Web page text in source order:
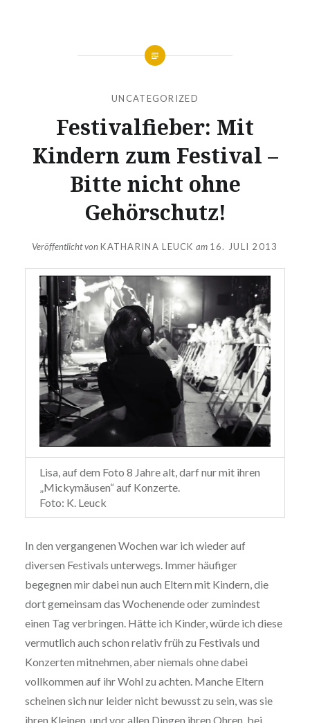
UNCATEGORIZED
Festivalfieber: Mit
Kindern zum Festival –
Bitte nicht ohne
Gehörschutz!
Veröffentlicht vonKATHARINA LEUCK am 16. JULI 2013
Lisa, auf dem Foto 8 Jahre alt, darf nur mit ihren
„Mickymäusen“ auf Konzerte.
Foto: K. Leuck
In den vergangenen Wochen war ich wieder auf
diversen Festivals unterwegs. Immer häufiger
begegnen mir dabei nun auch Eltern mit Kindern, die
dort gemeinsam das Wochenende oder zumindest
einen Tag verbringen. Hätte ich Kinder, würde ich diese
vermutlich auch schon relativ früh zu Festivals und
Konzerten mitnehmen, aber niemals ohne dabei
vollkommen auf ihr Wohl zu achten. Manche Eltern
scheinen sich nur leider nicht bewusst zu sein, was sie
ihren Kleinen, und vor allen Dingen ihren Ohren, bei